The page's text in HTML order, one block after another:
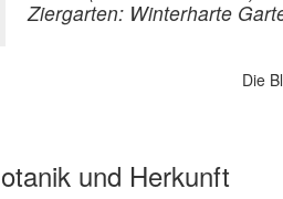
Ziergarten: Winterharte
Die
und Herkunft